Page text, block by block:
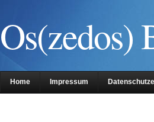
Os(zedos)
Home Impressum